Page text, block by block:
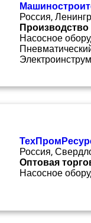
Россия,
Производство
Насосное
Россия,
Оптовая
Насосное